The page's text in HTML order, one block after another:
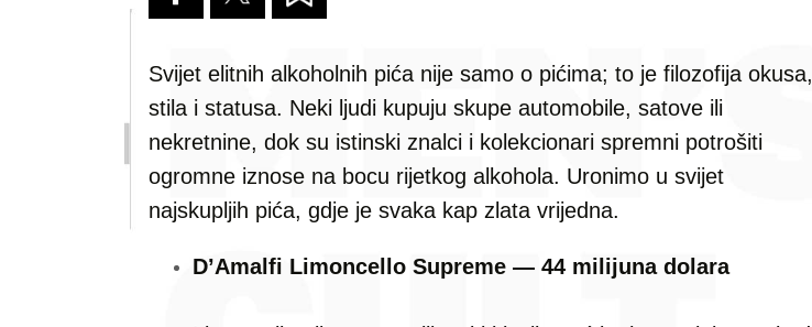
Svijet elitnih alkoholnih pića nije samo o pićima; to je filozofija okusa,
stila i statusa. Neki ljudi kupuju skupe automobile, satove ili
nekretnine, dok su istinski znalci i kolekcionari spremni potrošiti
ogromne iznose na bocu rijetkog alkohola. Uronimo u svijet
najskupljih pića, gdje je svaka kap zlata vrijedna.
D’Amalfi Limoncello Supreme — 44 milijuna dolara